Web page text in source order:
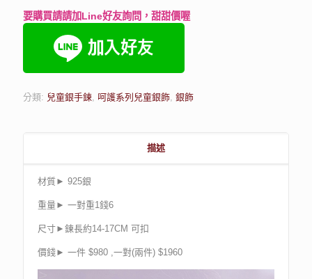
要購買請請加Line好友詢問，甜甜價喔
分類: 兒童銀手鍊, 呵護系列兒童銀飾, 銀飾
描述
材質► 925銀
重量► 一對重1錢6
尺寸►鍊長約14-17CM 可扣
價錢► 一件 $980 ,一對(兩件) $1960